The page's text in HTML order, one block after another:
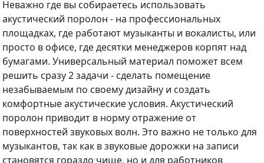
Неважно где вы собираетесь использовать
акустический поролон - на профессиональных
площадках, где работают музыканты и вокалисты, или
просто в офисе, где десятки менеджеров корпят над
бумагами. Универсальный материал поможет всем
решить сразу 2 задачи - сделать помещение
незабываемым по своему дизайну и создать
комфортные акустические условия. Акустический
поролон приводит в норму отражение от
поверхностей звуковых волн. Это важно не только для
музыкантов, так как в звуковые дорожки на записи
становятся гораздо чище, но и для работников